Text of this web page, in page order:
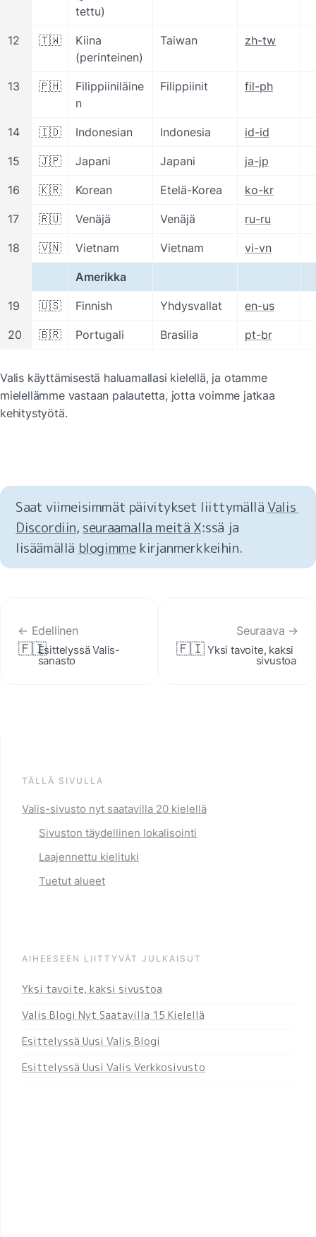
tettu)
12 🇹🇼
Kiina
(perinteinen)
Taiwan zh-tw
13 🇵🇭
Filippiiniläine
n
Filippiinit fil-ph
14 🇮🇩 Indonesian Indonesia id-id
15 🇯🇵 Japani Japani ja-jp
16 🇰🇷 Korean Etelä-Korea ko-kr
17 🇷🇺 Venäjä Venäjä ru-ru
18 🇻🇳 Vietnam Vietnam vi-vn
Amerikka
19 🇺🇸 Finnish Yhdysvallat en-us
20 🇧🇷 Portugali Brasilia pt-br
Valis käyttämisestä haluamallasi kielellä, ja otamme
mielellämme vastaan palautetta, jotta voimme jatkaa
kehitystyötä.
Saat viimeisimmät päivitykset liittymällä Valis
Discordiin, seuraamalla meitä X:ssä ja
lisäämällä blogimme kirjanmerkkeihin.
← Edellinen
🇫🇮Esittelyssä Valis-
sanasto
Seuraava →
🇫🇮 Yksi tavoite, kaksi
sivustoa
TÄLLÄ SIVULLA
Valis-sivusto nyt saatavilla 20 kielellä
Sivuston täydellinen lokalisointi
Laajennettu kielituki
Tuetut alueet
AIHEESEEN LIITTYVÄT JULKAISUT
Yksi tavoite, kaksi sivustoa
Valis Blogi Nyt Saatavilla 15 Kielellä
Esittelyssä Uusi Valis Blogi
Esittelyssä Uusi Valis Verkkosivusto